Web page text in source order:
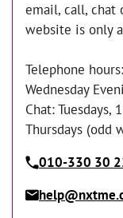
email, call, chat
website is only
Telephone
Wednesday
Chat: Tuesdays,
Thursdays (odd
010-330 30